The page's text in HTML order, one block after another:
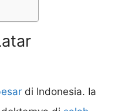
di Indonesia. Ia